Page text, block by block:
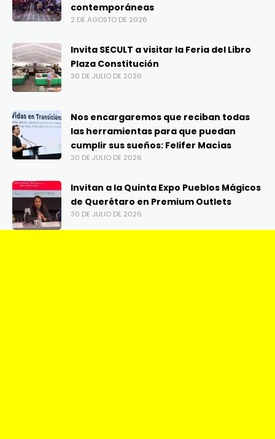
contemporáneas
2 DE AGOSTO DE 2026
Invita SECULT a visitar la Feria del Libro
Plaza Constitución
30 DE JULIO DE 2026
Nos encargaremos que reciban todas
las herramientas para que puedan
cumplir sus sueños: Felifer Macías
30 DE JULIO DE 2026
Invitan a la Quinta Expo Pueblos Mágicos
de Querétaro en Premium Outlets
30 DE JULIO DE 2026